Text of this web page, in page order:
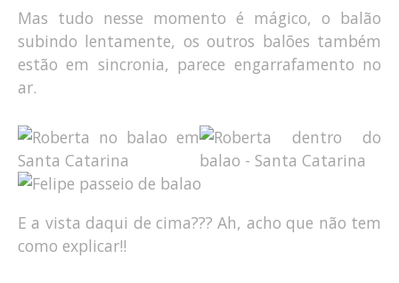
Mas tudo nesse momento é mágico, o balão
subindo lentamente, os outros balões também
estão em sincronia, parece engarrafamento no
ar.
E a vista daqui de cima??? Ah, acho que não tem
como explicar!!